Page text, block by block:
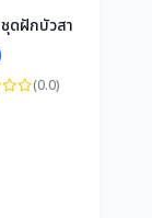
(0.0)